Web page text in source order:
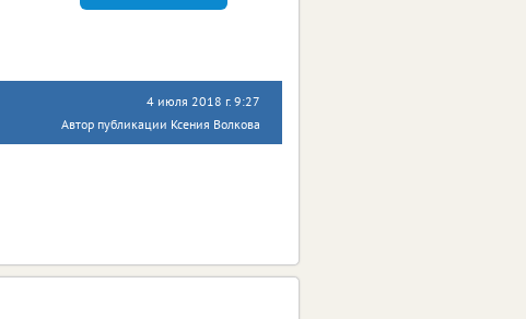
4 июля 2018 г. 9:27
Автор публикации Ксения Волкова